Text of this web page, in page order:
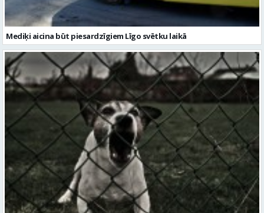
Mediķi aicina būt piesardzīgiem Līgo svētku laikā